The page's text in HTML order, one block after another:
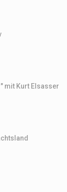
mit Kurt Elsasser